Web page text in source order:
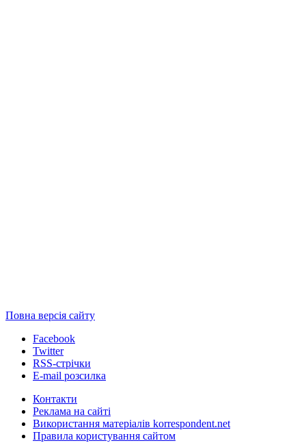
Повна версія сайту
Facebook
Twitter
RSS-стрічки
E-mail розсилка
Контакти
Реклама на сайті
Використання матеріалів korrespondent.net
Правила користування сайтом